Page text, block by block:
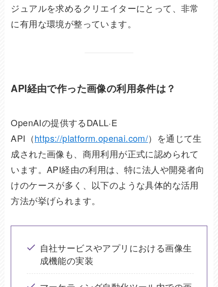
ジュアルを求めるクリエイターにとって、非常
に有用な環境が整っています。
API経由で作った画像の利用条件は？
OpenAIの提供するDALL·E
API（https://platform.openai.com/）を通じて生
成された画像も、商用利用が正式に認められて
います。API経由の利用は、特に法人や開発者向
けのケースが多く、以下のような具体的な活用
方法が挙げられます。
自社サービスやアプリにおける画像生
成機能の実装